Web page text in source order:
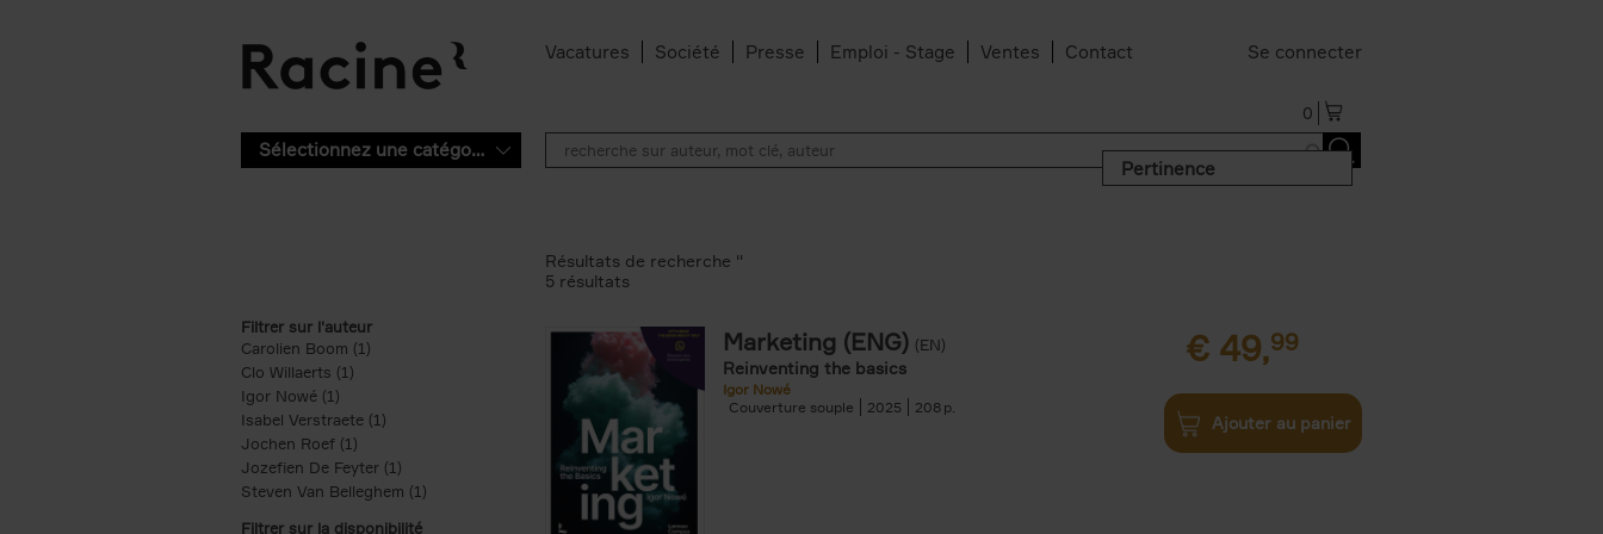
Vacatures Société Presse Emploi - Stage Ventes Contact Se connecter
0
Sélectionnez une catégorie
Pertinence
Filtrer sur l'auteur
Carolien Boom (1)
Clo Willaerts (1)
Igor Nowé (1)
Isabel Verstraete (1) Apply Isabel Verstraete filter
Jochen Roef (1)
Jozefien De Feyter (1) Apply Jozefien De Feyter filter
Steven Van Belleghem (1) Apply Steven Van Belleghem filter
Filtrer sur la disponibilité
Résultats de recherche ''
5 résultats
Marketing (ENG) (EN)
Reinventing the basics
Igor Nowé
Couverture souple
2025 208
€ 49,99
Ajouter au panier